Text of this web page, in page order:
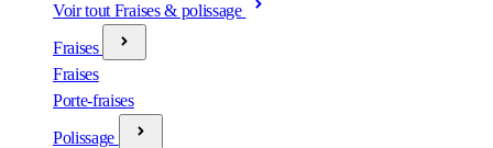
Voir tout Fraises & polissage
Fraises
Fraises
Porte-fraises
Polissage